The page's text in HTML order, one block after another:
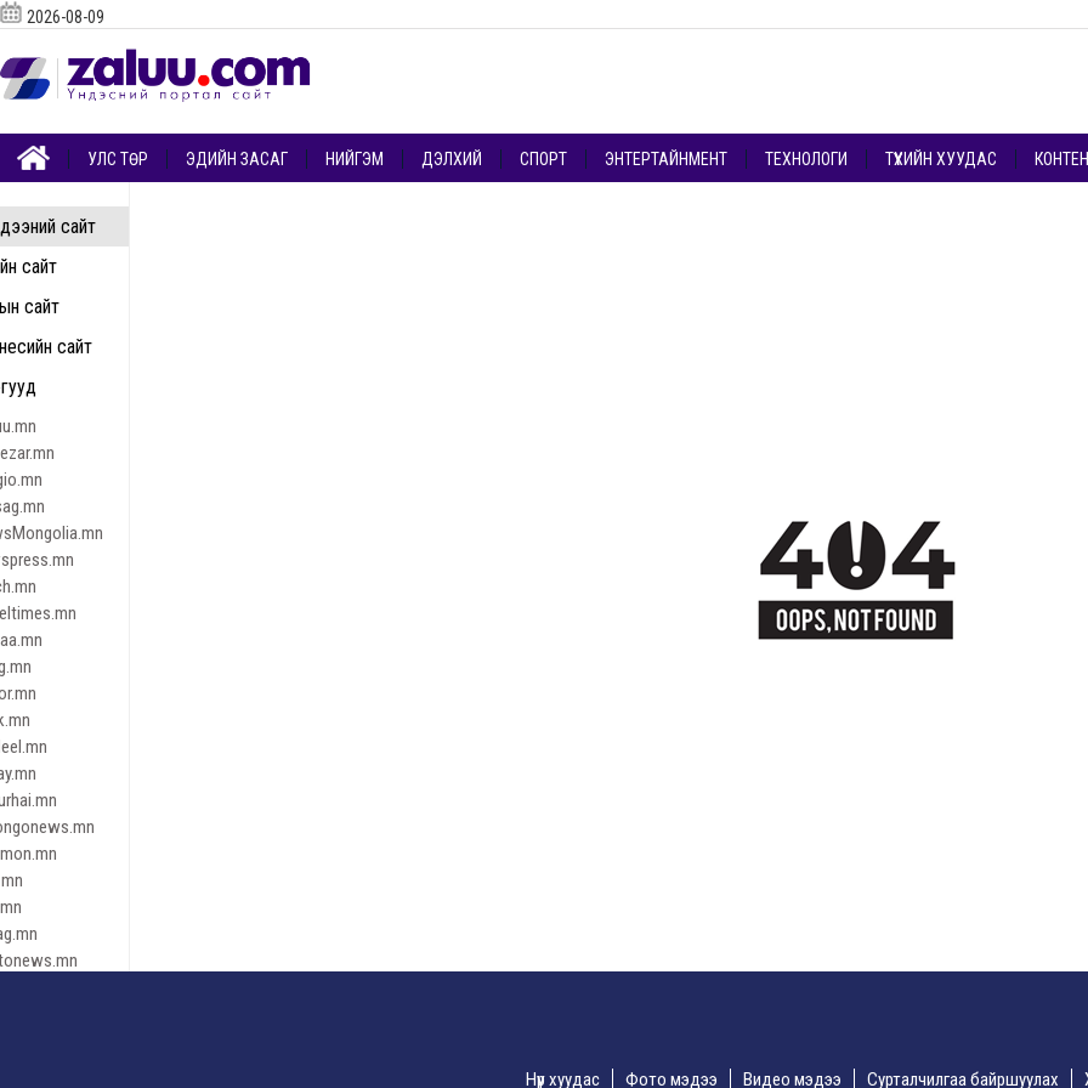
сайт
сайт
сайт
сайт
2026-08-09
УЛС ТӨР ЭДИЙН ЗАСАГ НИЙГЭМ ДЭЛХИЙ СПОРТ ЭНТЕРТАЙНМЕНТ ТЕХНОЛОГИ ТҮҮХИЙН ХУУДАС
Нүүр хуудас Фото мэдээ Видео мэдээ Сурталчилгаа байршуулах